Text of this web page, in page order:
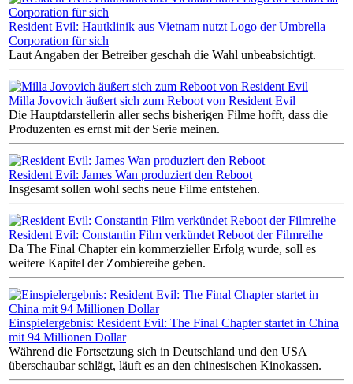
Resident Evil: Hautklinik aus Vietnam nutzt Logo der Umbrella
Corporation für sich
Laut Angaben der Betreiber geschah die Wahl unbeabsichtigt.
Milla Jovovich äußert sich zum Reboot von Resident Evil
Die Hauptdarstellerin aller sechs bisherigen Filme hofft, dass die
Produzenten es ernst mit der Serie meinen.
Resident Evil: James Wan produziert den Reboot
Insgesamt sollen wohl sechs neue Filme entstehen.
Resident Evil: Constantin Film verkündet Reboot der Filmreihe
Da The Final Chapter ein kommerzieller Erfolg wurde, soll es
weitere Kapitel der Zombiereihe geben.
Einspielergebnis: Resident Evil: The Final Chapter startet in China
mit 94 Millionen Dollar
Während die Fortsetzung sich in Deutschland und den USA
überschaubar schlägt, läuft es an den chinesischen Kinokassen.